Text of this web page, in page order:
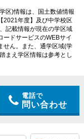
区)情報は、国土数値情報
2021年度】及び中学校区
記載情報が現在の学区域
ードサービスのWEBサイ
せん。また、通学区域(学
まえ学区情報は参考とし
電話で
問い合わせ